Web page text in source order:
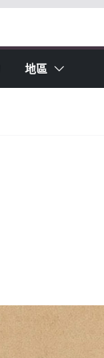
地區